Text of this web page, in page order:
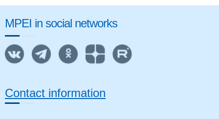
MPEI in social networks
Contact information